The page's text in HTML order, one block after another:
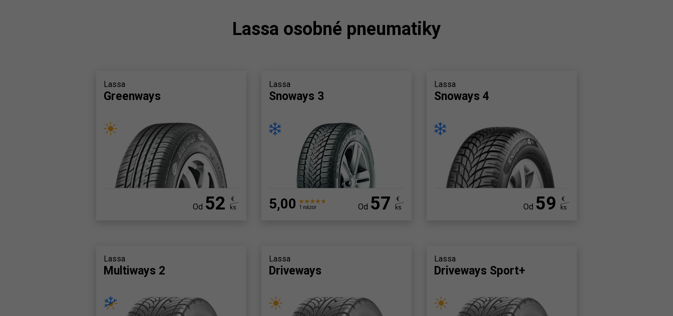
Lassa osobné pneumatiky
Lassa
Greenways
Od 52
€
ks
Lassa
Snoways 3
5,00 1 názor Od 57
€
ks
Lassa
Snoways 4
Od 59
€
ks
Lassa
Multiways 2
Lassa
Driveways
Lassa
Driveways Sport+